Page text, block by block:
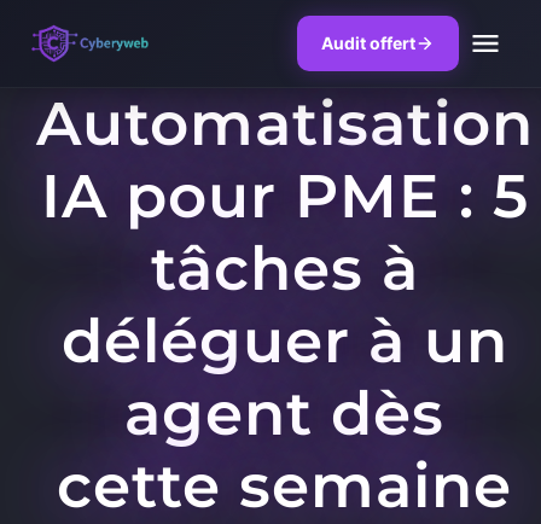
content
Audit offert
Automatisation
IA pour PME : 5
tâches à
déléguer à un
agent dès
cette semaine